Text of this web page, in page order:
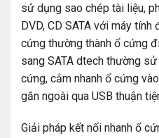
sử dụng sao chép tài liệu,
DVD, CD SATA với máy tính
cứng thường thành ổ cứng
sang SATA dtech thường
cứng, cắm nhanh ổ cứng
gắn ngoài qua USB thuận
Giải pháp kết nối nhanh ổ